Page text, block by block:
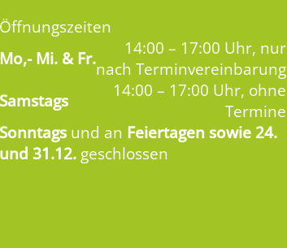
Öffnungszeiten
Mo,-Mi. & Fr.
14:00 – 17:00 Uhr, nur
nach Terminvereinbarung
Samstags
14:00 – 17:00 Uhr, ohne
Termine
Sonntags und an Feiertagen sowie 24.
und 31.12. geschlossen